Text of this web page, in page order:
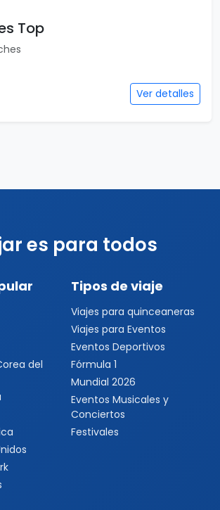
Top
Ver detalles
es para todos
del
Tipos de viaje
Viajes para quinceaneras
Viajes para Eventos
Eventos Deportivos
Fórmula 1
Mundial 2026
Eventos Musicales y
Conciertos
Festivales